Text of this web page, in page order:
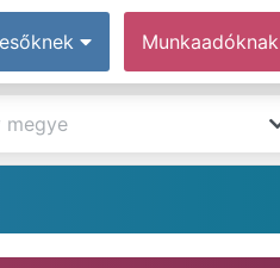
Munkaadóknak